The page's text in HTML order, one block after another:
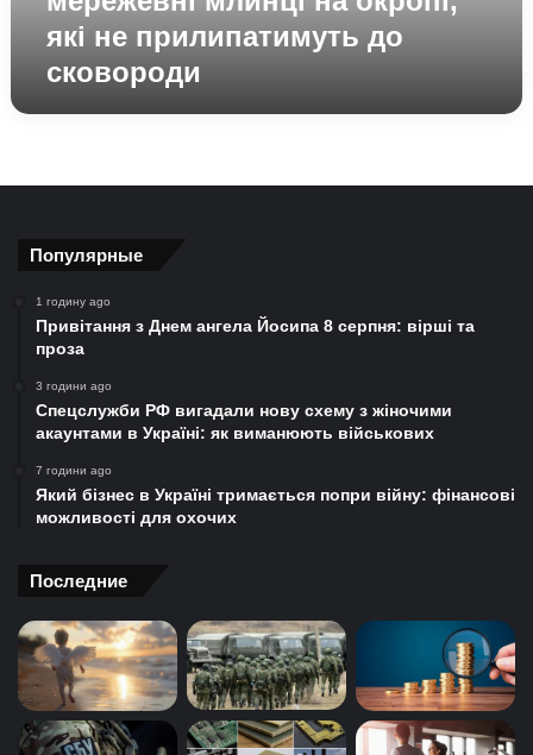
сковороди
які не прилипатимуть до
сковороди
Популярные
1 годину ago
Привітання з Днем ангела Йосипа 8 серпня: вірші та
проза
3 години ago
Спецслужби РФ вигадали нову схему з жіночими
акаунтами в Україні: як виманюють військових
7 години ago
Який бізнес в Україні тримається попри війну: фінансові
можливості для охочих
Последние